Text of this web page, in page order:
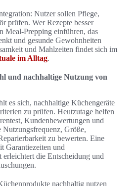
Nutzer sollen Pflege,
prüfen. Wer Rezepte besser
Meal-Prepping einführen, das
und gesunde Gewohnheiten
und Mahlzeiten findet sich im
im Alltag.
und nachhaltige Nutzung von
es sich, nachhaltige Küchengeräte
zu prüfen. Heutzutage helfen
Kundenbewertungen und
Nutzungsfrequenz, Größe,
zu bewerten. Eine
Garantiezeiten und
die Entscheidung und
nachhaltig nutzen